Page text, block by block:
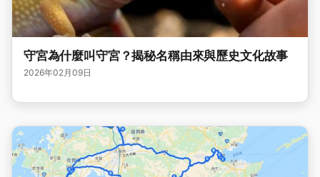
守宮為什麼叫守宮？揭秘名稱由來與歷史文化故事
2026年02月09日